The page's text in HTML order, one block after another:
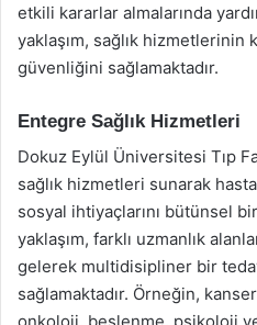
etkili kararlar almalarında
yaklaşım, sağlık hizmetlerinin
güvenliğini sağlamaktadır.
Entegre Sağlık Hizmetleri
Dokuz Eylül Üniversitesi Tıp
sağlık hizmetleri sunarak
sosyal ihtiyaçlarını bütünsel
yaklaşım, farklı uzmanlık
gelerek multidisipliner bir
sağlamaktadır. Örneğin,